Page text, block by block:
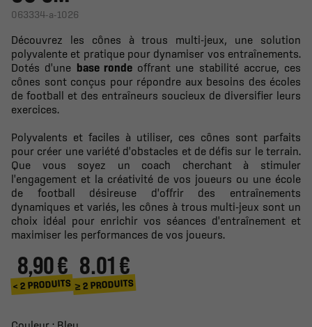
063334-a-1026
Découvrez les cônes à trous multi-jeux, une solution
polyvalente et pratique pour dynamiser vos entraînements.
Dotés d'une base rondeoffrant une stabilité accrue, ces
cônes sont conçus pour répondre aux besoins des écoles
de football et des entraîneurs soucieux de diversifier leurs
exercices.
Polyvalents et faciles à utiliser, ces cônes sont parfaits
pour créer une variété d'obstacles et de défis sur le terrain.
Que vous soyez un coach cherchant à stimuler
l'engagement et la créativité de vos joueurs ou une école
de football désireuse d'offrir des entraînements
dynamiques et variés, les cônes à trous multi-jeux sont un
choix idéal pour enrichir vos séances d'entraînement et
maximiser les performances de vos joueurs.
8,90 €
< 2 PRODUITS
8.01 €
≥ 2 PRODUITS